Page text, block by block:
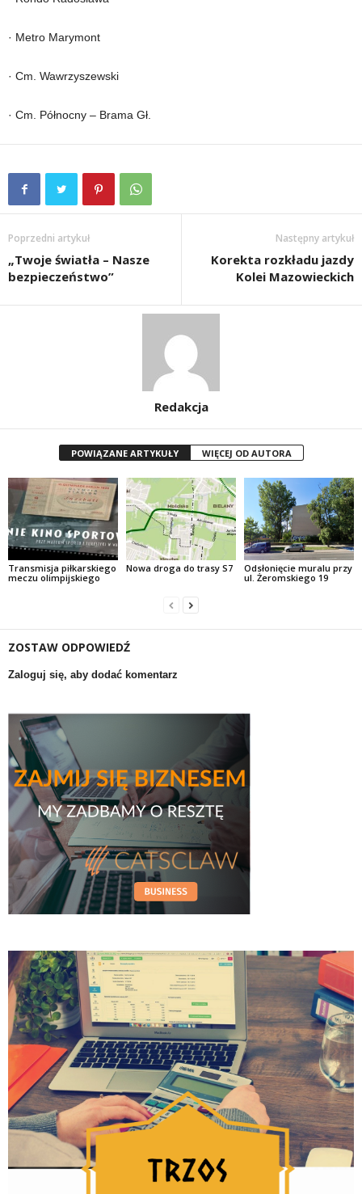
· Metro Marymont
· Cm. Wawrzyszewski
· Cm. Północny – Brama Gł.
Poprzedni artykuł
„Twoje światła – Nasze
bezpieczeństwo”
Następny artykuł
Korekta rozkładu jazdy
Kolei Mazowieckich
Redakcja
POWIĄZANE ARTYKUŁY WIĘCEJ OD AUTORA
Transmisja piłkarskiego
meczu olimpijskiego
Nowa droga do trasy S7
Odsłonięcie muralu przy
ul. Żeromskiego 19
ZOSTAW ODPOWIEDŹ
Zaloguj się, aby dodać komentarz